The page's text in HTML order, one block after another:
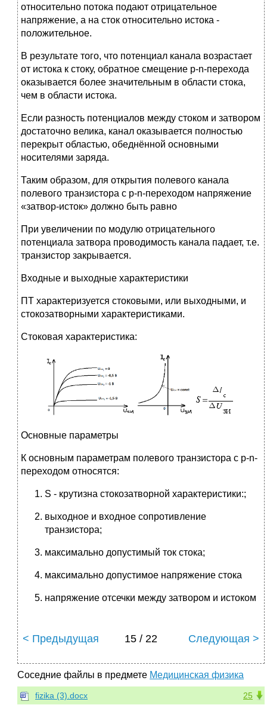
относительно потока подают отрицательное
напряжение, а на сток относительно истока -
положительное.
В результате того, что потенциал канала возрастает
от истока к стоку, обратное смещение p-n-перехода
оказывается более значительным в области стока,
чем в области истока.
Если разность потенциалов между стоком и затвором
достаточно велика, канал оказывается полностью
перекрыт областью, обеднённой основными
носителями заряда.
Таким образом, для открытия полевого канала
полевого транзистора с p-n-переходом напряжение
«затвор-исток» должно быть равно
При увеличении по модулю отрицательного
потенциала затвора проводимость канала падает, т.е.
транзистор закрывается.
Входные и выходные характеристики
ПТ характеризуется стоковыми, или выходными, и
стокозатворными характеристиками.
Стоковая характеристика:
Основные параметры
К основным параметрам полевого транзистора с p-n-
переходом относятся:
S - крутизна стокозатворной характеристики:;
выходное и входное сопротивление
транзистора;
максимально допустимый ток стока;
максимально допустимое напряжение стока
напряжение отсечки между затвором и истоком
< Предыдущая 15 / 22 Следующая >
Соседние файлы в предмете Медицинская физика
25
fizika (3).docx